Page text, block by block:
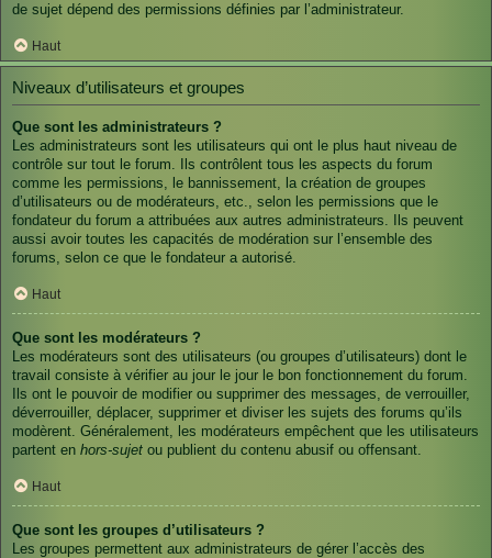
de sujet dépend des permissions définies par l’administrateur.
Haut
Niveaux d’utilisateurs et groupes
Que sont les administrateurs ?
Les administrateurs sont les utilisateurs qui ont le plus haut niveau de
contrôle sur tout le forum. Ils contrôlent tous les aspects du forum
comme les permissions, le bannissement, la création de groupes
d’utilisateurs ou de modérateurs, etc., selon les permissions que le
fondateur du forum a attribuées aux autres administrateurs. Ils peuvent
aussi avoir toutes les capacités de modération sur l’ensemble des
forums, selon ce que le fondateur a autorisé.
Haut
Que sont les modérateurs ?
Les modérateurs sont des utilisateurs (ou groupes d’utilisateurs) dont le
travail consiste à vérifier au jour le jour le bon fonctionnement du forum.
Ils ont le pouvoir de modifier ou supprimer des messages, de verrouiller,
déverrouiller, déplacer, supprimer et diviser les sujets des forums qu’ils
modèrent. Généralement, les modérateurs empêchent que les utilisateurs
partent en hors-sujet ou publient du contenu abusif ou offensant.
Haut
Que sont les groupes d’utilisateurs ?
Les groupes permettent aux administrateurs de gérer l’accès des